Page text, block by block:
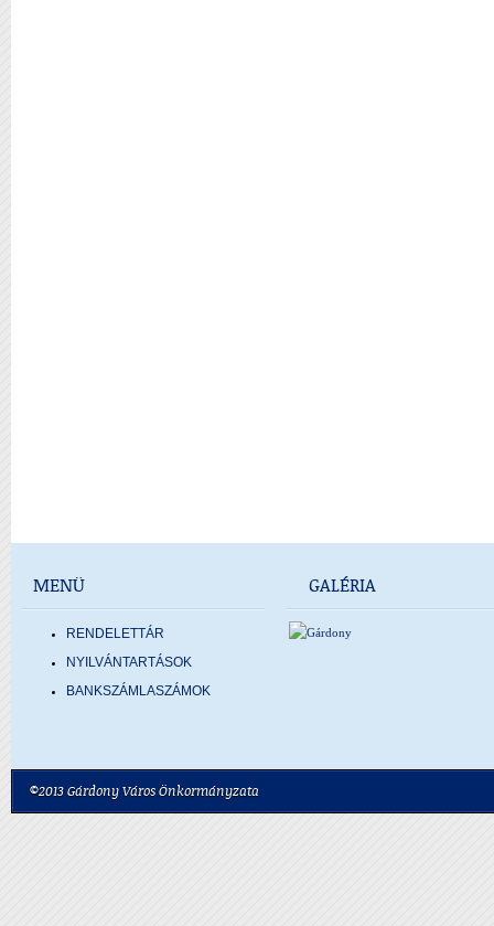
MENÜ
RENDELETTÁR
NYILVÁNTARTÁSOK
BANKSZÁMLASZÁMOK
GALÉRIA
©2013 Gárdony Város Önkormányzata